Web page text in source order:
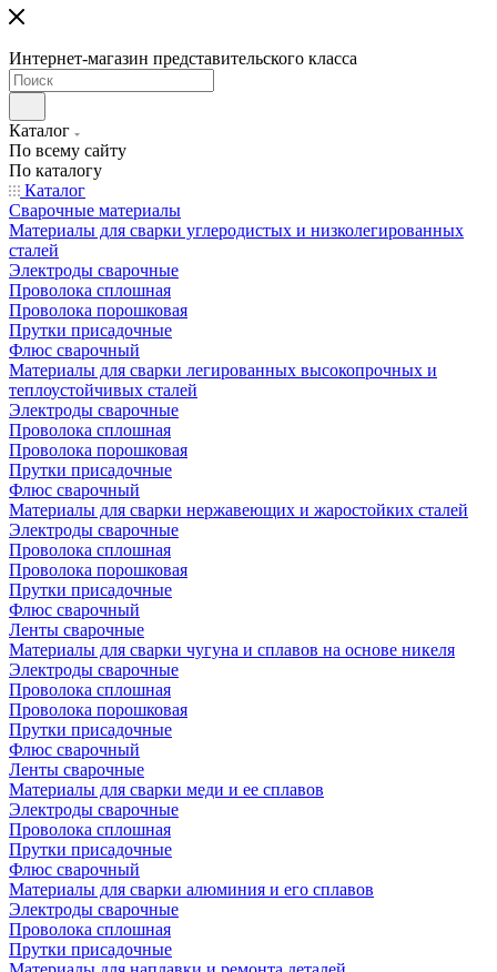
Интернет-магазин представительского класса
Каталог
По всему сайту
По каталогу
Каталог
Сварочные материалы
Материалы для сварки углеродистых и низколегированных
сталей
Электроды сварочные
Проволока сплошная
Проволока порошковая
Прутки присадочные
Флюс сварочный
Материалы для сварки легированных высокопрочных и
теплоустойчивых сталей
Электроды сварочные
Проволока сплошная
Проволока порошковая
Прутки присадочные
Флюс сварочный
Материалы для сварки нержавеющих и жаростойких сталей
Электроды сварочные
Проволока сплошная
Проволока порошковая
Прутки присадочные
Флюс сварочный
Ленты сварочные
Материалы для сварки чугуна и сплавов на основе никеля
Электроды сварочные
Проволока сплошная
Проволока порошковая
Прутки присадочные
Флюс сварочный
Ленты сварочные
Материалы для сварки меди и ее сплавов
Электроды сварочные
Проволока сплошная
Прутки присадочные
Флюс сварочный
Материалы для сварки алюминия и его сплавов
Электроды сварочные
Проволока сплошная
Прутки присадочные